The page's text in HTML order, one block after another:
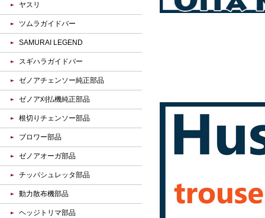
ヤスリ
ツムラガイドバー
SAMURAI LEGEND
スギハラガイドバー
ゼノアチェンソー純正部品
ゼノア刈払機純正部品
根切りチェンソー部品
ブロワー部品
ゼノアオーガ部品
チッパシュレッタ部品
動力散布機部品
ヘッジトリマ部品